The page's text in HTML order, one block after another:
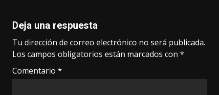
Deja una respuesta
Tu dirección de correo electrónico no será publicada.
Los campos obligatorios están marcados con *
Comentario *